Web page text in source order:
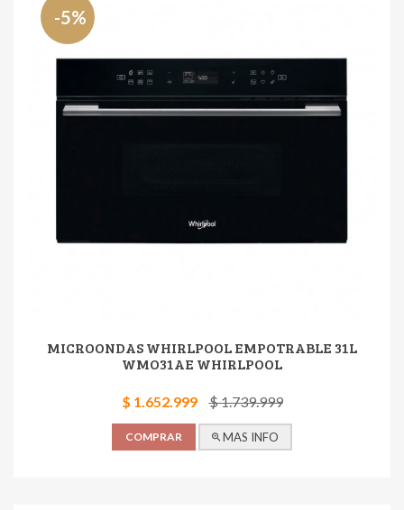
-5%
MICROONDAS WHIRLPOOL EMPOTRABLE 31L
WMO31AE WHIRLPOOL
$ 1.652.999 $ 1.739.999
COMPRAR MAS INFO